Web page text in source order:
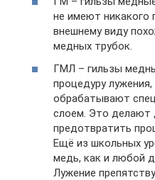
не имеют никакого
внешнему виду
медных трубок.
ГМЛ – гильзы
процедуру
обрабатывают
слоем. Это делают
предотвратить
Ещё из школьных
медь, как и любой
Лужение